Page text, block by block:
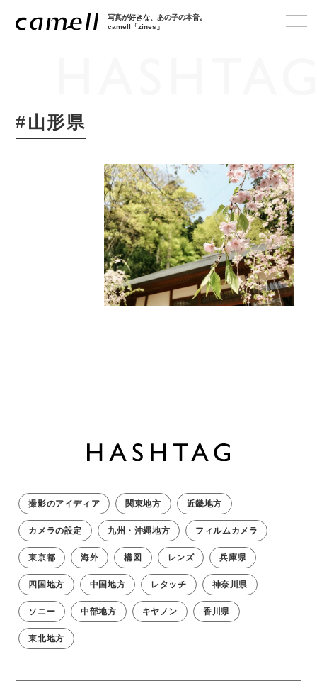
写真が好きな、あの子の本音。
camell「zines」
#山形県
撮影のアイディア 関東地方 近畿地方
カメラの設定 九州・沖縄地方 フィルムカメラ
東京都 海外 構図 レンズ 兵庫県
四国地方 中国地方 レタッチ 神奈川県
ソニー 中部地方 キヤノン 香川県
東北地方